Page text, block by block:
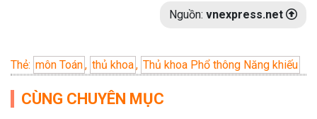
Nguồn: vnexpress.net
Thẻ: môn Toán, thủ khoa, Thủ khoa Phổ thông Năng khiếu
CÙNG CHUYÊN MỤC